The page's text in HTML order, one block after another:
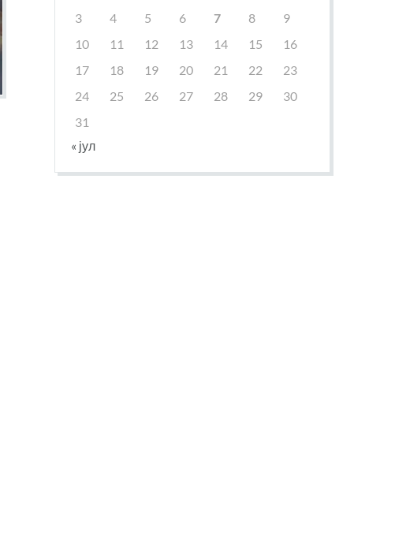
3
4 5 6 7 8
9
10
11 12 13 14 15
16
17
18 19 20 21 22
23
24
25 26 27 28 29
30
31
« јул